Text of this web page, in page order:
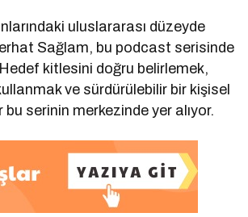
uluslararası düzeyde
Sağlam, bu podcast serisinde
kitlesini doğru belirlemek,
ve sürdürülebilir bir kişisel
serinin merkezinde yer alıyor.